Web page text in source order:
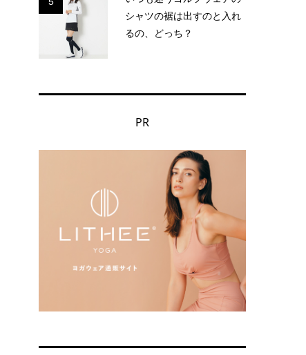
シャツの裾は出すのと入れ
るの、どっち？
PR